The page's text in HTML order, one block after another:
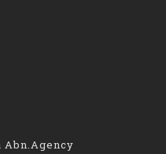
Abn.Agency